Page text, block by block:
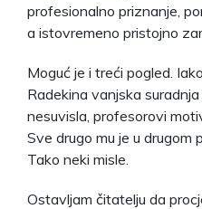
profesionalno priznanje,
a istovremeno pristojno
Moguć je i treći pogled.
Radekina vanjska
nesuvisla, profesorovi
Sve drugo mu je u drugom
Tako neki misle.
Ostavljam čitatelju da